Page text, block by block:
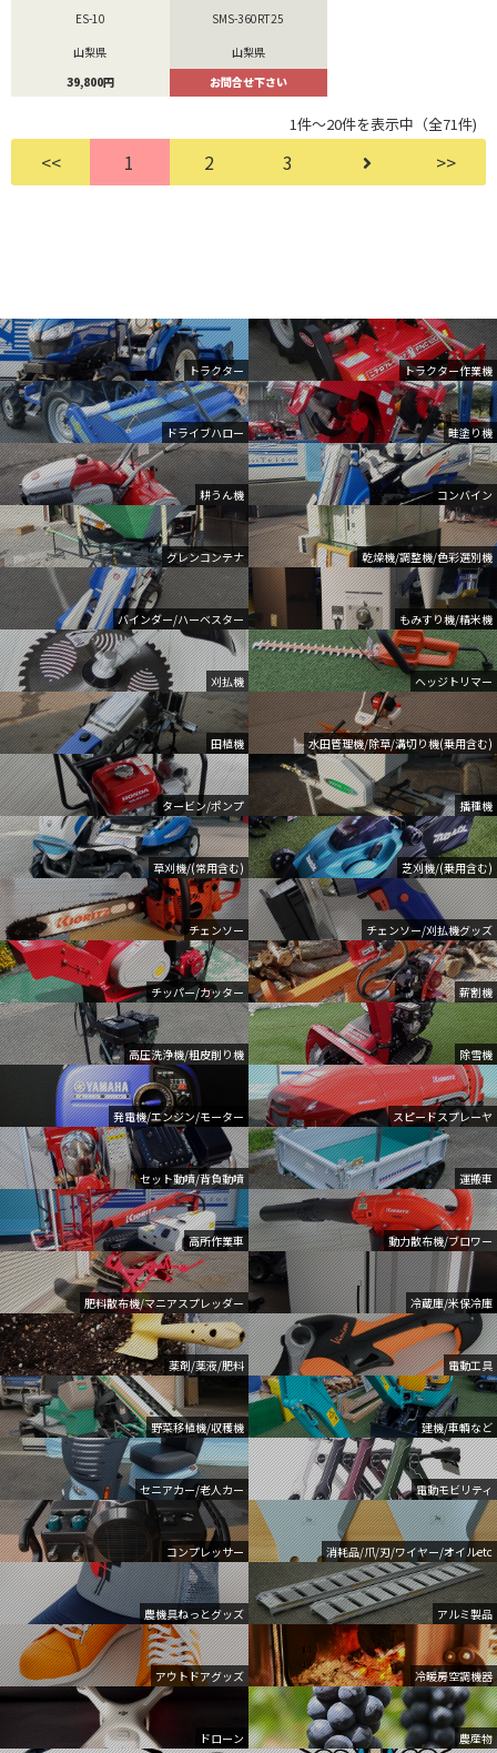
トラクター トラクター作業機
ドライブハロー 畦塗り機
耕うん機 コンバイン
グレンコンテナ 乾燥機/調整機/色彩選別機
バインダー/ハーベスター もみすり機/精米機
刈払機 ヘッジトリマー
田植機 水田管理機/除草/溝切り機(乗用含む)
タービン/ポンプ 播種機
草刈機/(常用含む) 芝刈機/(乗用含む)
チェンソー チェンソー/刈払機グッズ
チッパー/カッター 薪割機
高圧洗浄機/粗皮削り機 除雪機
発電機/エンジン/モーター スピードスプレーヤ
セット動噴/背負動噴 運搬車
高所作業車 動力散布機/ブロワー
肥料散布機/マニアスプレッダー 冷蔵庫/米保冷庫
薬剤/薬液/肥料 電動工具
野菜移植機/収穫機 建機/車輌など
セニアカー/老人カー 電動モビリティ
コンプレッサー 消耗品/爪/刃/ワイヤー/オイルetc
農機具ねっとグッズ アルミ製品
アウトドアグッズ 冷暖房空調機器
ドローン 農産物
ES-10
山梨県
39,800円
SMS-360RT25
山梨県
お問合せ下さい
1件～20件を表示中（全71件)
<< 1 2 3 >>